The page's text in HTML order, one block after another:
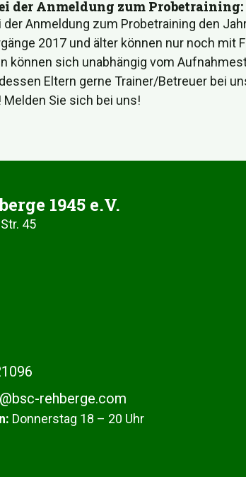
der Anmeldung zum Probetraining:
der Anmeldung zum Probetraining den
2017 und älter können nur noch mit
können sich unabhängig vom
Eltern gerne Trainer/Betreuer bei
Melden Sie sich bei uns!
1945 e.V.
45
rehberge.com
Donnerstag 18 – 20 Uhr